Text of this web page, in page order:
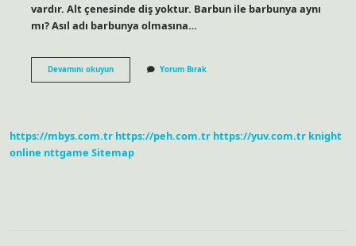
vardır. Alt çenesinde diş yoktur. Barbun ile barbunya aynı
mı? Asıl adı barbunya olmasına…
Devamını okuyunBarbun
Lezzetli
Yorum Bırak
https://mbys.com.tr https://peh.com.tr https://yuv.com.tr knight
online nttgame Sitemap